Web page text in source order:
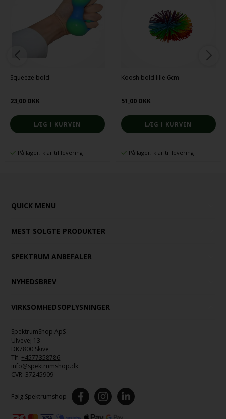
Squeeze bold
23,00 DKK
På lager, klar til levering
Koosh bold lille 6cm
51,00 DKK
På lager, klar til levering
QUICK MENU
MEST SOLGTE PRODUKTER
SPEKTRUM ANBEFALER
NYHEDSBREV
VIRKSOMHEDSOPLYSNINGER
SpektrumShop ApS
Ulvevej 13
DK7800 Skive
Tlf. +4577358786
info@spektrumshop.dk
CVR: 37245909
Følg Spektrumshop